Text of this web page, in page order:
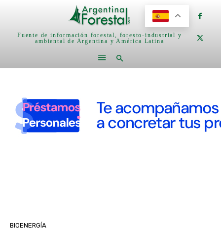
Fuente de información forestal, foresto-industrial y
ambiental de Argentina y América Latina
BIOENERGÍA